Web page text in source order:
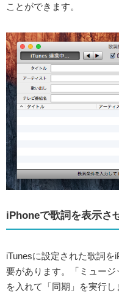
ことができます。
iPhoneで歌詞を表示さ
iTunesに設定された歌詞
要があります。「ミュー
を入れて「同期」を実行し